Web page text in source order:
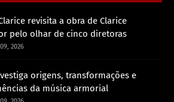
revisita a obra de Clarice
pelo olhar de cinco diretoras
2026
origens, transformações e
da música armorial